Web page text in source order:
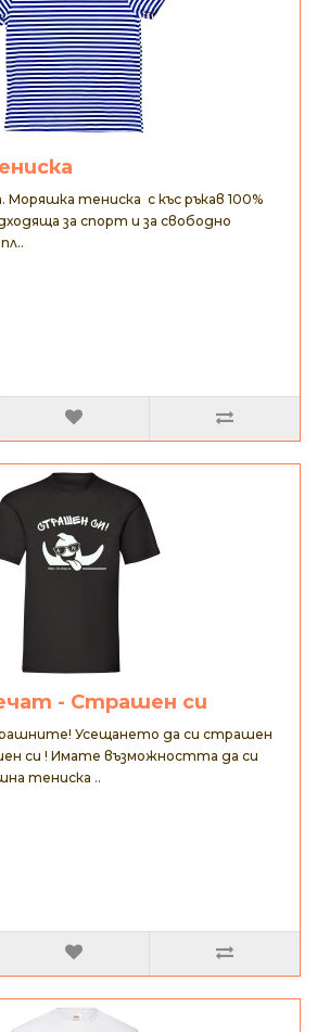
тениска с къс ръкав 100%
за спорт и за свободно
- Страшен си
Усещането да си страшен
си ! Имате възможността да си
тениска ..